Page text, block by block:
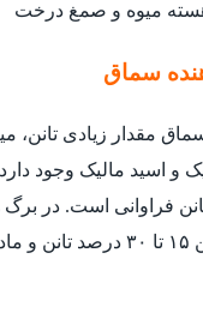
میوه و صمغ درخت
سماق
مقدار زیادی تانن،
و اسید مالیک وجود
فراوانی است. در
درختچه سماق بین ۱۵ تا